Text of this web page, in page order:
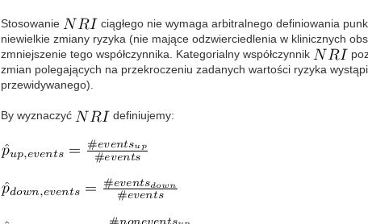
Stosowanie
ciągłego nie wymaga arbitralnego definiowania
niewielkie zmiany ryzyka (nie mające odzwierciedlenia w klinicznych
zmniejszenie tego współczynnika. Kategorialny współczynnik
zmian polegających na przekroczeniu zadanych wartości ryzyka
przewidywanego).
By wyznaczyć definiujemy: